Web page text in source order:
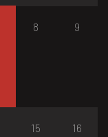
8 9
15 16